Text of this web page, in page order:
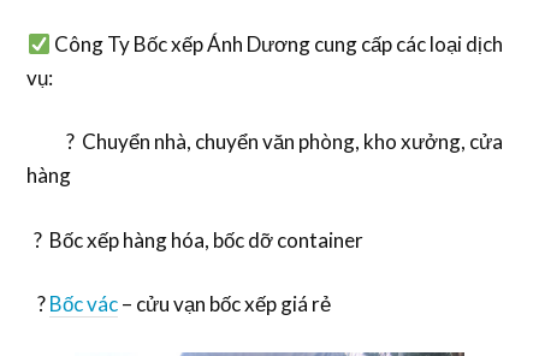
Công Ty Bốc xếp Ánh Dương cung cấp các loại dịch
vụ:
? Chuyển nhà, chuyển văn phòng, kho xưởng, cửa
hàng
? Bốc xếp hàng hóa, bốc dỡ container
?Bốc vác– cửu vạn bốc xếp giá rẻ